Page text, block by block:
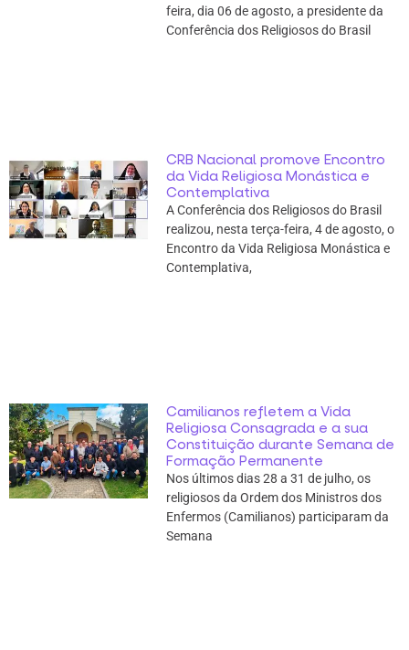
feira, dia 06 de agosto, a presidente da
Conferência dos Religiosos do Brasil
CRB Nacional promove Encontro
da Vida Religiosa Monástica e
Contemplativa
A Conferência dos Religiosos do Brasil
realizou, nesta terça-feira, 4 de agosto, o
Encontro da Vida Religiosa Monástica e
Contemplativa,
Camilianos refletem a Vida
Religiosa Consagrada e a sua
Constituição durante Semana de
Formação Permanente
Nos últimos dias 28 a 31 de julho, os
religiosos da Ordem dos Ministros dos
Enfermos (Camilianos) participaram da
Semana